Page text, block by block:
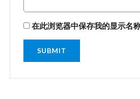
在此浏览器中保存我的显示名